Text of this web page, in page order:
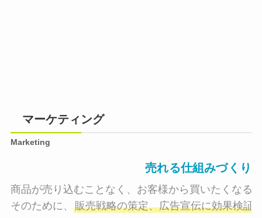
マーケティング
Marketing
売れる仕組みづくり
商品が売り込むことなく、お客様から買いたくなる
そのために、 販売戦略の策定、広告宣伝に効果検証